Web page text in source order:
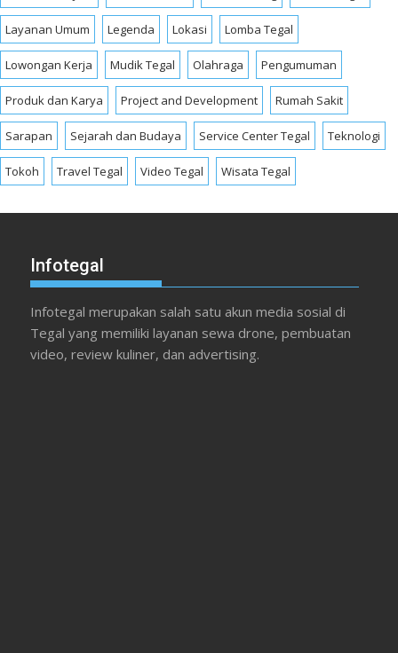
Layanan Umum Legenda Lokasi Lomba Tegal
Lowongan Kerja Mudik Tegal Olahraga Pengumuman
Produk dan Karya Project and Development Rumah Sakit
Sarapan Sejarah dan Budaya Service Center Tegal Teknologi
Tokoh Travel Tegal Video Tegal Wisata Tegal
Infotegal
Infotegal merupakan salah satu akun media sosial di
Tegal yang memiliki layanan sewa drone, pembuatan
video, review kuliner, dan advertising.